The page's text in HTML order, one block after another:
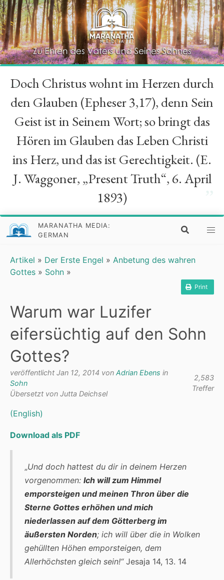
“
Doch Christus wohnt im Herzen durch
den Glauben (Epheser 3,17), denn Sein
Geist ist in Seinem Wort; so bringt das
Hören im Glauben das Leben Christi
ins Herz, und das ist Gerechtigkeit. (E.
J. Waggoner, „Present Truth“, 6. April
1893)
MARANATHA MEDIA:
GERMAN
Artikel » Der Erste Engel » Anbetung des wahren
Gottes » Sohn »
Print
Warum war Luzifer
eifersüchtig auf den Sohn
Gottes?
veröffentlicht Jan 12, 2014 von Adrian Ebens in
Sohn
Übersetzt von Jutta Deichsel
2,583
Treffer
(English)
Download als PDF
„Und doch hattest du dir in deinem Herzen
vorgenommen: Ich will zum Himmel
emporsteigen und meinen Thron über die
Sterne Gottes erhöhen und mich
niederlassen auf dem Götterberg im
äußersten Norden; ich will über die in Wolken
gehüllten Höhen emporsteigen, dem
Allerhöchsten gleich sein!“Jesaja 14, 13. 14